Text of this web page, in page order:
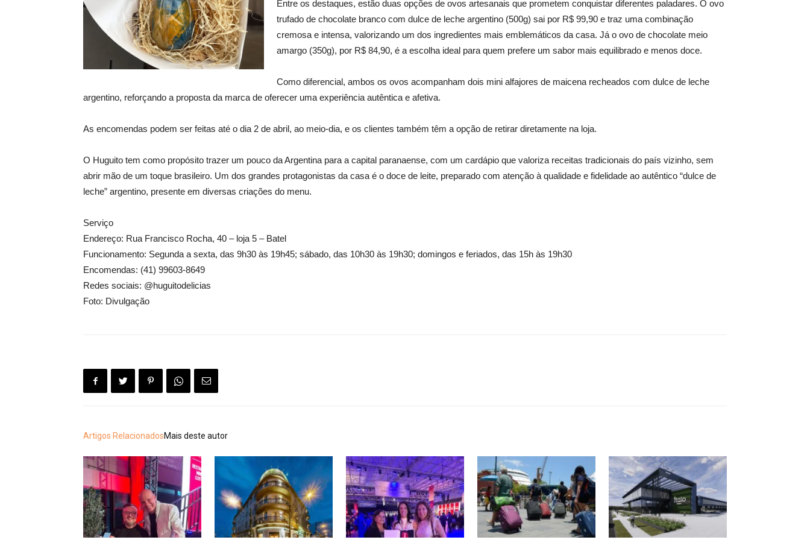
Entre os destaques, estão duas opções de ovos artesanais que prometem conquistar diferentes paladares. O ovo
trufado de chocolate branco com dulce de leche argentino (500g) sai por R$ 99,90 e traz uma combinação
cremosa e intensa, valorizando um dos ingredientes mais emblemáticos da casa. Já o ovo de chocolate meio
amargo (350g), por R$ 84,90, é a escolha ideal para quem prefere um sabor mais equilibrado e menos doce.
Como diferencial, ambos os ovos acompanham dois mini alfajores de maicena recheados com dulce de leche
argentino, reforçando a proposta da marca de oferecer uma experiência autêntica e afetiva.
As encomendas podem ser feitas até o dia 2 de abril, ao meio-dia, e os clientes também têm a opção de retirar diretamente na loja.
O Huguito tem como propósito trazer um pouco da Argentina para a capital paranaense, com um cardápio que valoriza receitas tradicionais do país vizinho, sem
abrir mão de um toque brasileiro. Um dos grandes protagonistas da casa é o doce de leite, preparado com atenção à qualidade e fidelidade ao autêntico “dulce de
leche” argentino, presente em diversas criações do menu.
Serviço
Endereço: Rua Francisco Rocha, 40 – loja 5 – Batel
Funcionamento: Segunda a sexta, das 9h30 às 19h45; sábado, das 10h30 às 19h30; domingos e feriados, das 15h às 19h30
Encomendas: (41) 99603-8649
Redes sociais: @huguitodelicias
Foto: Divulgação
Artigos RelacionadosMais deste autor